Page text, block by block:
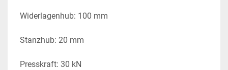
Widerlagenhub: 100 mm
Stanzhub: 20 mm
Presskraft: 30 kN